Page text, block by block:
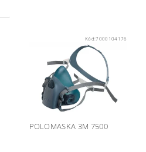
Kód:7000104176
POLOMASKA 3M 7500